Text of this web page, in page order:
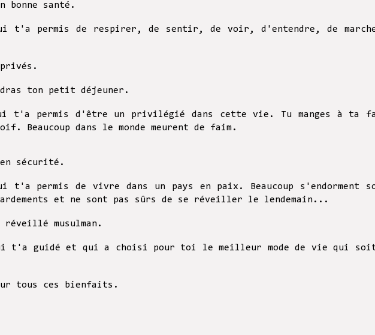
bonne santé.
t'a permis de respirer, de sentir, de voir, d'entendre, de
privés.
ton petit déjeuner.
t'a permis d'être un privilégié dans cette vie. Tu manges à ta
Beaucoup dans le monde meurent de faim.
sécurité.
t'a permis de vivre dans un pays en paix. Beaucoup s'endorment
et ne sont pas sûrs de se réveiller le lendemain...
musulman.
t'a guidé et qui a choisi pour toi le meilleur mode de vie qui
tous ces bienfaits.